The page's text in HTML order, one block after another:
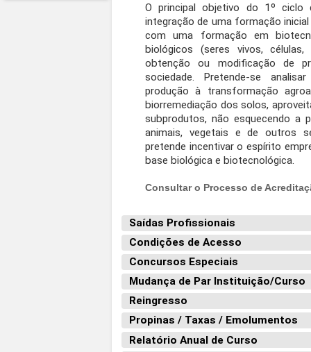
O principal objetivo do 1º
integração de uma formação
com uma formação em
biológicos (seres vivos,
obtenção ou modificação de
sociedade. Pretende-se
produção à transformação
biorremediação dos solos,
subprodutos, não esquecendo a
animais, vegetais e de outros
pretende incentivar o espírito
base biológica e biotecnológica.
Consultar o Processo de
Saídas Profissionais
Condições de Acesso
Concursos Especiais
Mudança de Par Instituição/Curso
Reingresso
Propinas / Taxas / Emolumentos
Relatório Anual de Curso